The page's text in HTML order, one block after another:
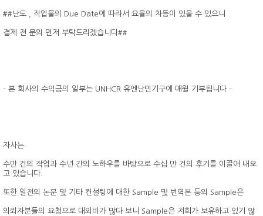
##난도 , 작업물의 Due Date에 따라서 요율의 차등이 있을 수 있으니
결제 전 문의 먼저 부탁드리겠습니다##
- 본 회사의 수익금의 일부는 UNHCR 유엔난민기구에 매월 기부됩니다 -
자사는
수만 건의 작업과 수년 간의 노하우를 바탕으로 수십 만 건의 후기를 이끌어 내오
고 있습니다.
또한 일전의 논문 및 기타 컨설팅에 대한 Sample 및 번역본 등의 Sample은
의뢰자분들의 요청으로 대외비가 많다 보니 Sample은 저희가 보유하고 있기 않